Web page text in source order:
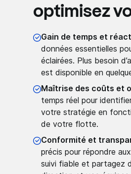
optimisez
Gain de temps et
données essentielles
éclairées. Plus besoin
est disponible en
Maîtrise des coûts et
temps réel pour
votre stratégie en
de votre flotte.
Conformité et
précis pour répondre
suivi fiable et partagez